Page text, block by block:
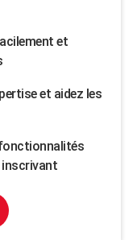
et
et aidez les
inscrivant